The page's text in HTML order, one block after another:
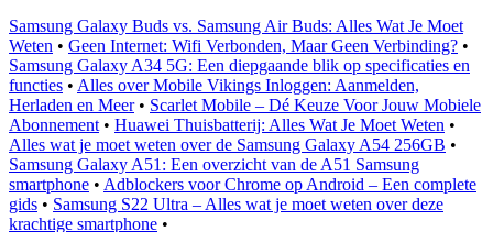
Samsung Galaxy Buds vs. Samsung Air Buds: Alles Wat Je Moet
Weten • Geen Internet: Wifi Verbonden, Maar Geen Verbinding? •
Samsung Galaxy A34 5G: Een diepgaande blik op specificaties en
functies • Alles over Mobile Vikings Inloggen: Aanmelden,
Herladen en Meer• Scarlet Mobile – Dé Keuze Voor Jouw Mobiele
Abonnement• Huawei Thuisbatterij: Alles Wat Je Moet Weten •
Alles wat je moet weten over de Samsung Galaxy A54 256GB •
Samsung Galaxy A51: Een overzicht van de A51 Samsung
smartphone • Adblockers voor Chrome op Android – Een complete
gids • Samsung S22 Ultra – Alles wat je moet weten over deze
krachtige smartphone •